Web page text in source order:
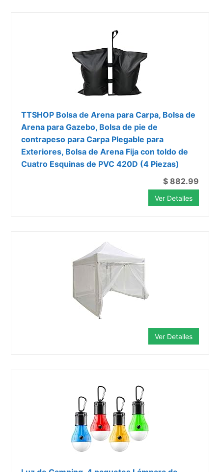
TTSHOP Bolsa de Arena para Carpa, Bolsa de
Arena para Gazebo, Bolsa de pie de
contrapeso para Carpa Plegable para
Exteriores, Bolsa de Arena Fija con toldo de
Cuatro Esquinas de PVC 420D (4 Piezas)
$ 882.99
Ver Detalles
Ver Detalles